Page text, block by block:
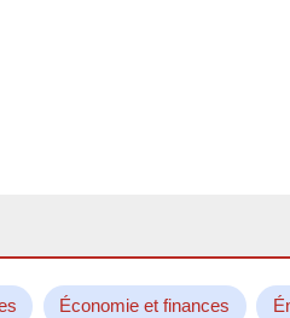
Économie et finances